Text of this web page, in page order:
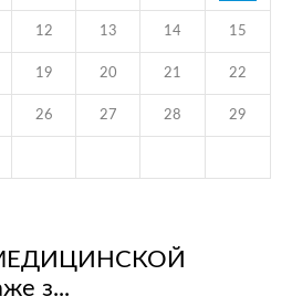
12 13 14 15
19 20 21 22
26 27 28 29
з...